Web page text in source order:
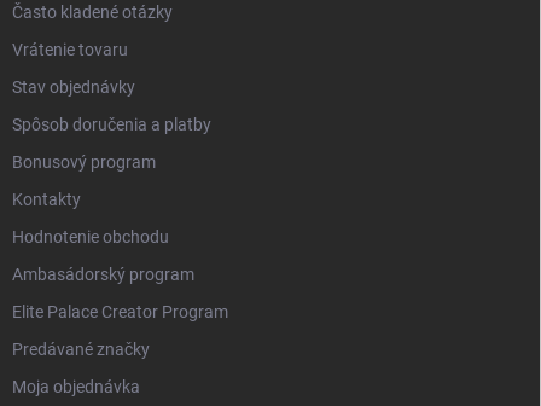
Často kladené otázky
Vrátenie tovaru
Stav objednávky
Spôsob doručenia a platby
Bonusový program
Kontakty
Hodnotenie obchodu
Ambasádorský program
Elite Palace Creator Program
Predávané značky
Moja objednávka